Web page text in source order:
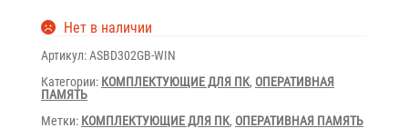
Нет в наличии
Артикул:ASBD302GB-WIN
Категории: КОМПЛЕКТУЮЩИЕ ДЛЯ ПК, ОПЕРАТИВНАЯ
ПАМЯТЬ
Метки: КОМПЛЕКТУЮЩИЕ ДЛЯ ПК, ОПЕРАТИВНАЯ ПАМЯТЬ